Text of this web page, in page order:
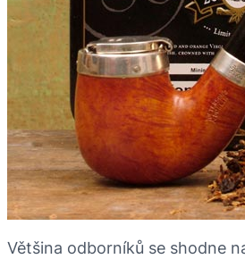
Většina odborníků se shodne